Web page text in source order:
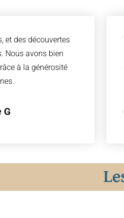
et des découvertes
Nous avons bien
à la générosité
G